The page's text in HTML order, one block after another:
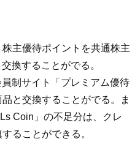
主優待ポイントを共通株主
換することがでる。
制サイト「プレミアム優待
と交換することがでる。ま
Coin」の不足分は、クレ
ることができる。